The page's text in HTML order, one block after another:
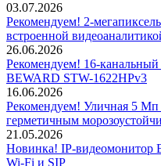
03.07.2026
Рекомендуем! 2-
встроенной
26.06.2026
Рекомендуем! 16-
BEWARD STW-1622HPv3
16.06.2026
Рекомендуем! Уличная 5
герметичным
21.05.2026
Новинка! IP-видеомонитор
Wi-Fi и SIP